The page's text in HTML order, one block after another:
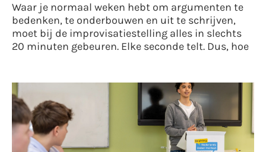
Waar je normaal weken hebt om argumenten te
bedenken, te onderbouwen en uit te schrijven,
moet bij de improvisatiestelling alles in slechts
20 minuten gebeuren. Elke seconde telt. Dus, hoe